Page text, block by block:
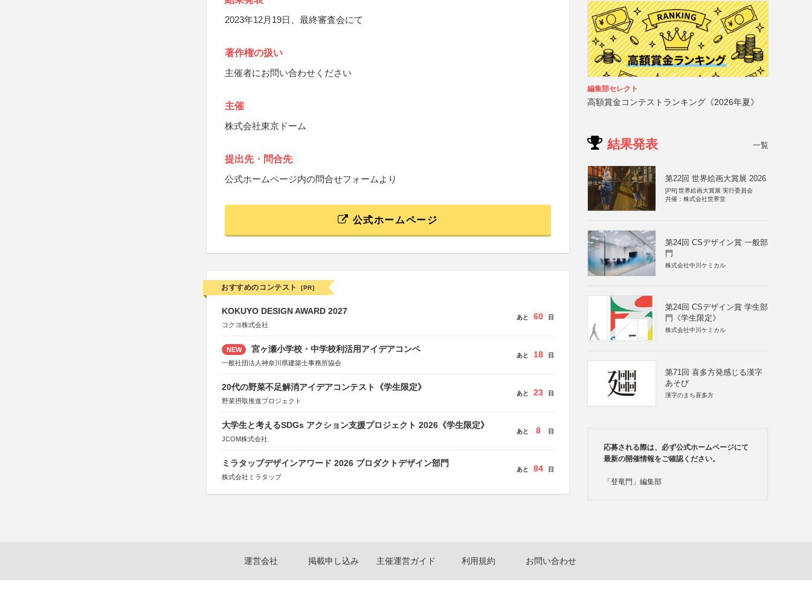
2023年12月19日、最終審査会にて
著作権の扱い
主催者にお問い合わせください
主催
株式会社東京ドーム
提出先・問合先
公式ホームページ内の問合せフォームより
公式ホームページ
おすすめのコンテスト [PR]
KOKUYO DESIGN AWARD 2027
コクヨ株式会社
あと 60 日
NEW 宮ヶ瀬小学校・中学校利活用アイデアコンペ
一般社団法人神奈川県建築士事務所協会
あと 18 日
20代の野菜不足解消アイデアコンテスト《学生限定》
野菜摂取推進プロジェクト
あと 23 日
大学生と考えるSDGs アクション支援プロジェクト 2026《学生限定》
JCOM株式会社
あと 8 日
ミラタップデザインアワード 2026 プロダクトデザイン部門
株式会社ミラタップ
あと 84 日
編集部セレクト
高額賞金コンテストランキング《2026年夏》
結果発表 一覧
第22回 世界絵画大賞展 2026
[PR] 世界絵画大賞展 実行委員会
共催：株式会社世界堂
第24回 CSデザイン賞 一般部
門
株式会社中川ケミカル
第24回 CSデザイン賞 学生部
門《学生限定》
株式会社中川ケミカル
第71回 喜多方発感じる漢字
あそび
漢字のまち喜多方
応募される際は、必ず公式ホームページにて
最新の開催情報をご確認ください。
「登竜門」編集部
運営会社 掲載申し込み 主催運営ガイド 利用規約 お問い合わせ